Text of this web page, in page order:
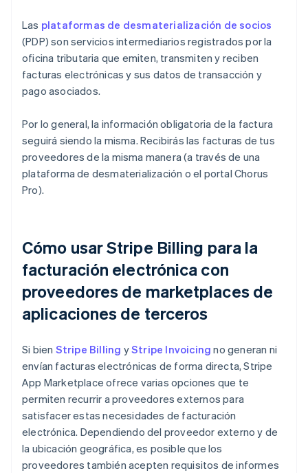
Las plataformas de desmaterialización de socios
(PDP) son servicios intermediarios registrados por la
oficina tributaria que emiten, transmiten y reciben
facturas electrónicas y sus datos de transacción y
pago asociados.
Por lo general, la información obligatoria de la factura
seguirá siendo la misma. Recibirás las facturas de tus
proveedores de la misma manera (a través de una
plataforma de desmaterialización o el portal Chorus
Pro).
Cómo usar Stripe Billing para la
facturación electrónica con
proveedores de marketplaces de
aplicaciones de terceros
Si bien Stripe Billing yStripe Invoicing no generan ni
envían facturas electrónicas de forma directa, Stripe
App Marketplace ofrece varias opciones que te
permiten recurrir a proveedores externos para
satisfacer estas necesidades de facturación
electrónica. Dependiendo del proveedor externo y de
la ubicación geográfica, es posible que los
proveedores también acepten requisitos de informes